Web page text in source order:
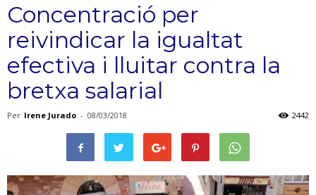
Concentració per
reivindicar la igualtat
efectiva i lluitar contra la
bretxa salarial
Per Irene Jurado - 08/03/2018 2442